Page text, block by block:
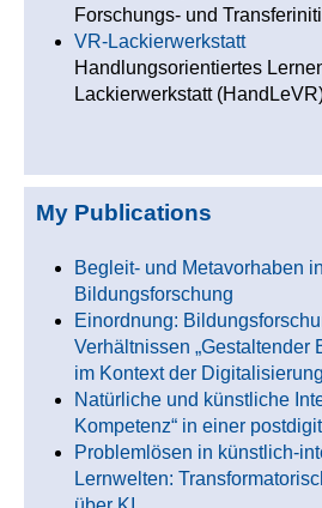
Forschungs- und
VR-Lackierwerkstatt
Handlungsorientiertes
Lackierwerkstatt
My Publications
Begleit- und Metavorhaben
Bildungsforschung
Einordnung:
Verhältnissen „Gestaltender
im Kontext der Digitalisierung
Natürliche und künstliche
Kompetenz“ in einer
Problemlösen in künstlich-
Lernwelten: